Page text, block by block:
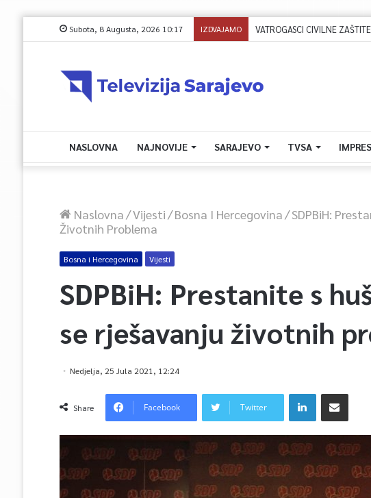
Subota, 8 Augusta, 2026 10:17 IZDVAJAMO
NASLOVNA NAJNOVIJE SARAJEVO TVSA
Naslovna/Vijesti/Bosna I Hercegovina/SDPBiH:
Životnih Problema
Bosna i Hercegovina Vijesti
SDPBiH: Prestanite s
se rješavanju životnih
Nedjelja, 25 Jula 2021, 12:24
Share Facebook Twitter